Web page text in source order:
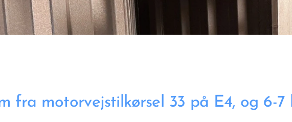
fra motorvejstilkørsel 33 på E4, og 6-7